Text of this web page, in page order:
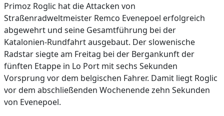
Primoz Roglic hat die Attacken von
Straßenradweltmeister Remco Evenepoel erfolgreich
abgewehrt und seine Gesamtführung bei der
Katalonien-Rundfahrt ausgebaut. Der slowenische
Radstar siegte am Freitag bei der Bergankunft der
fünften Etappe in Lo Port mit sechs Sekunden
Vorsprung vor dem belgischen Fahrer. Damit liegt Roglic
vor dem abschließenden Wochenende zehn Sekunden
von Evenepoel.